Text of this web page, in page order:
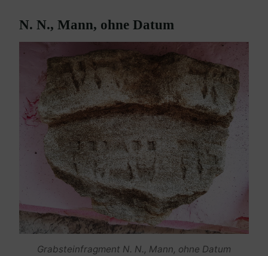
N. N., Mann, ohne Datum
Grabsteinfragment N. N., Mann, ohne Datum